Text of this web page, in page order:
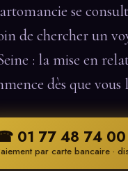
se
de chercher un
: la mise en
dès que vous
01 77 48 74 00
par carte bancaire ·